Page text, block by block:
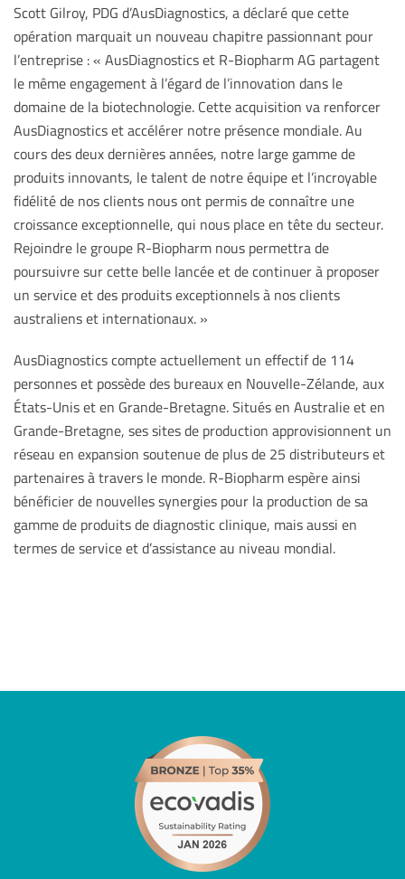
Scott Gilroy, PDG d’AusDiagnostics, a déclaré que cette
opération marquait un nouveau chapitre passionnant pour
l’entreprise : « AusDiagnostics et R-Biopharm AG partagent
le même engagement à l’égard de l’innovation dans le
domaine de la biotechnologie. Cette acquisition va renforcer
AusDiagnostics et accélérer notre présence mondiale. Au
cours des deux dernières années, notre large gamme de
produits innovants, le talent de notre équipe et l’incroyable
fidélité de nos clients nous ont permis de connaître une
croissance exceptionnelle, qui nous place en tête du secteur.
Rejoindre le groupe R-Biopharm nous permettra de
poursuivre sur cette belle lancée et de continuer à proposer
un service et des produits exceptionnels à nos clients
australiens et internationaux. »
AusDiagnostics compte actuellement un effectif de 114
personnes et possède des bureaux en Nouvelle-Zélande, aux
États-Unis et en Grande-Bretagne. Situés en Australie et en
Grande-Bretagne, ses sites de production approvisionnent un
réseau en expansion soutenue de plus de 25 distributeurs et
partenaires à travers le monde. R-Biopharm espère ainsi
bénéficier de nouvelles synergies pour la production de sa
gamme de produits de diagnostic clinique, mais aussi en
termes de service et d’assistance au niveau mondial.